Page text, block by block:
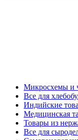
Микросхемы и
Все для
Индийские
Медицинская
Товары из
Все для